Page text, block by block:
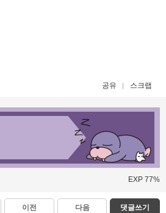
공유 스크랩
EXP 77%
이전 다음 댓글쓰기